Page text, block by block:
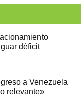
déficit
a Venezuela
relevante»